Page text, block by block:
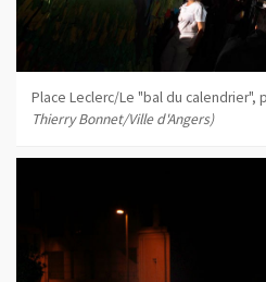
Place Leclerc/Le "bal du calendrier",
Thierry Bonnet/Ville d'Angers)